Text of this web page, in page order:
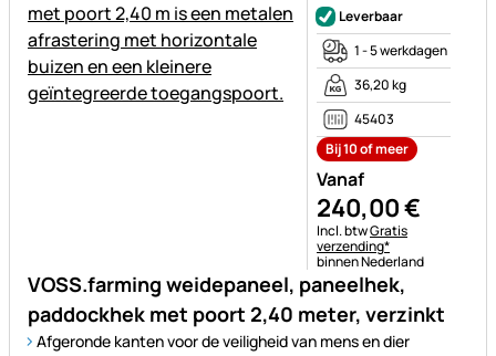
VOSS.farming weidepaneel, paneelhek,
paddockhek met poort 2,40 meter, verzinkt
Afgeronde kanten voor de veiligheid van mens en dier
Leverbaar
1 - 5 werkdagen
36,20 kg
45403
Bij 10 of meer
Vanaf
240,00€
Belastinginformatie:
Incl. btwGratis
verzending*
binnen Nederland